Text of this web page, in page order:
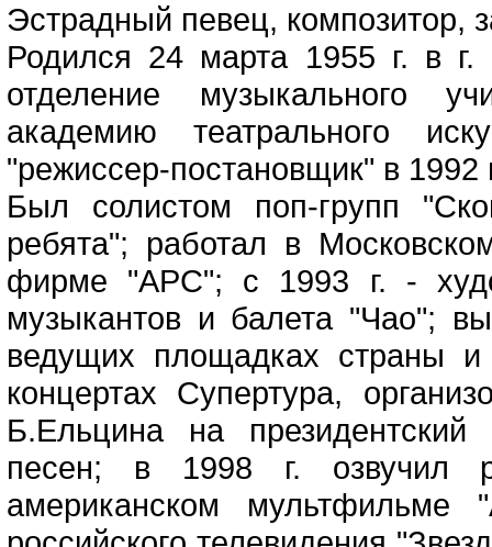
Эстрадный певец, композитор,
Родился 24 марта 1955 г. в г.
отделение музыкального
академию театрального
"режиссер-постановщик" в 1992
Был солистом поп-групп
ребята"; работал в
фирме "АРС"; с 1993 г. -
музыкантов и балета "Чао";
ведущих площадках страны
концертах Супертура,
Б.Ельцина на
песен; в 1998 г. озвучил
американском мультфильме